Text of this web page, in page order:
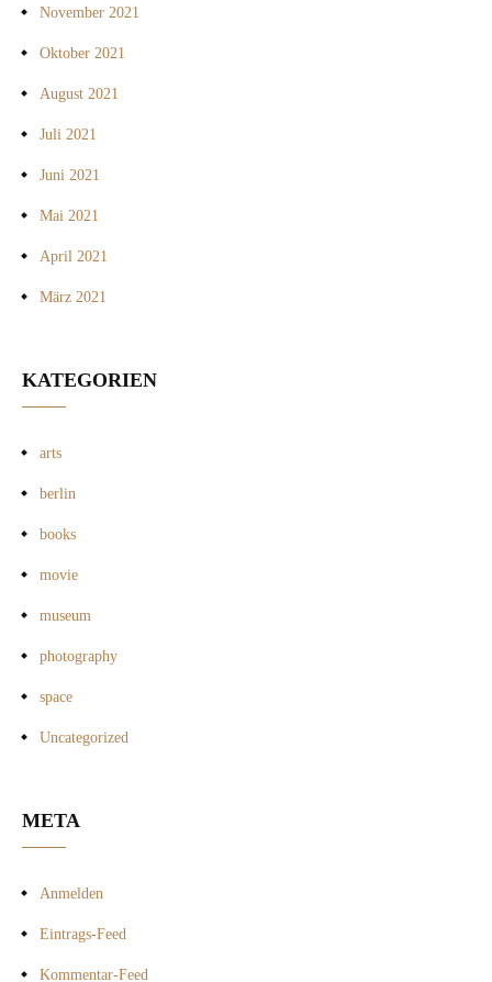
November 2021
Oktober 2021
August 2021
Juli 2021
Juni 2021
Mai 2021
April 2021
März 2021
KATEGORIEN
arts
berlin
books
movie
museum
photography
space
Uncategorized
META
Anmelden
Eintrags-Feed
Kommentar-Feed